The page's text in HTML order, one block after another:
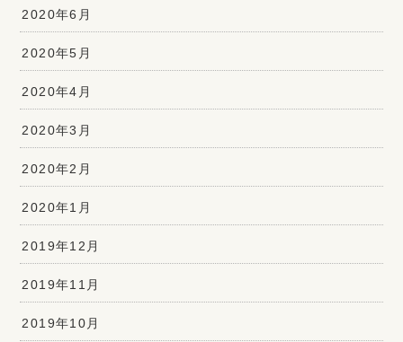
2020年6月
2020年5月
2020年4月
2020年3月
2020年2月
2020年1月
2019年12月
2019年11月
2019年10月